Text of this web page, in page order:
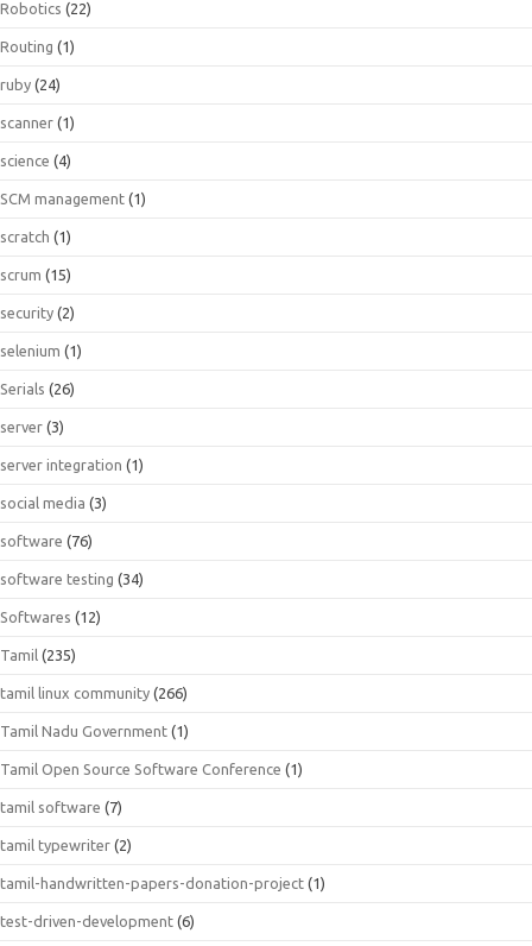
Robotics (22)
Routing (1)
ruby (24)
scanner (1)
science (4)
SCM management (1)
scratch (1)
scrum (15)
security (2)
selenium (1)
Serials (26)
server (3)
server integration (1)
social media (3)
software (76)
software testing (34)
Softwares (12)
Tamil (235)
tamil linux community (266)
Tamil Nadu Government (1)
Tamil Open Source Software Conference (1)
tamil software (7)
tamil typewriter (2)
tamil-handwritten-papers-donation-project (1)
test-driven-development (6)